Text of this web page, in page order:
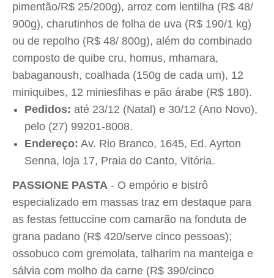
pimentão/R$ 25/200g), arroz com lentilha (R$ 48/
900g), charutinhos de folha de uva (R$ 190/1 kg)
ou de repolho (R$ 48/ 800g), além do combinado
composto de quibe cru, homus, mhamara,
babaganoush, coalhada (150g de cada um), 12
miniquibes, 12 miniesfihas e pão árabe (R$ 180).
Pedidos: até 23/12 (Natal) e 30/12 (Ano Novo),
pelo (27) 99201-8008.
Endereço: Av. Rio Branco, 1645, Ed. Ayrton
Senna, loja 17, Praia do Canto, Vitória.
PASSIONE PASTA - O empório e bistrô
especializado em massas traz em destaque para
as festas fettuccine com camarão na fonduta de
grana padano (R$ 420/serve cinco pessoas);
ossobuco com gremolata, talharim na manteiga e
sálvia com molho da carne (R$ 390/cinco